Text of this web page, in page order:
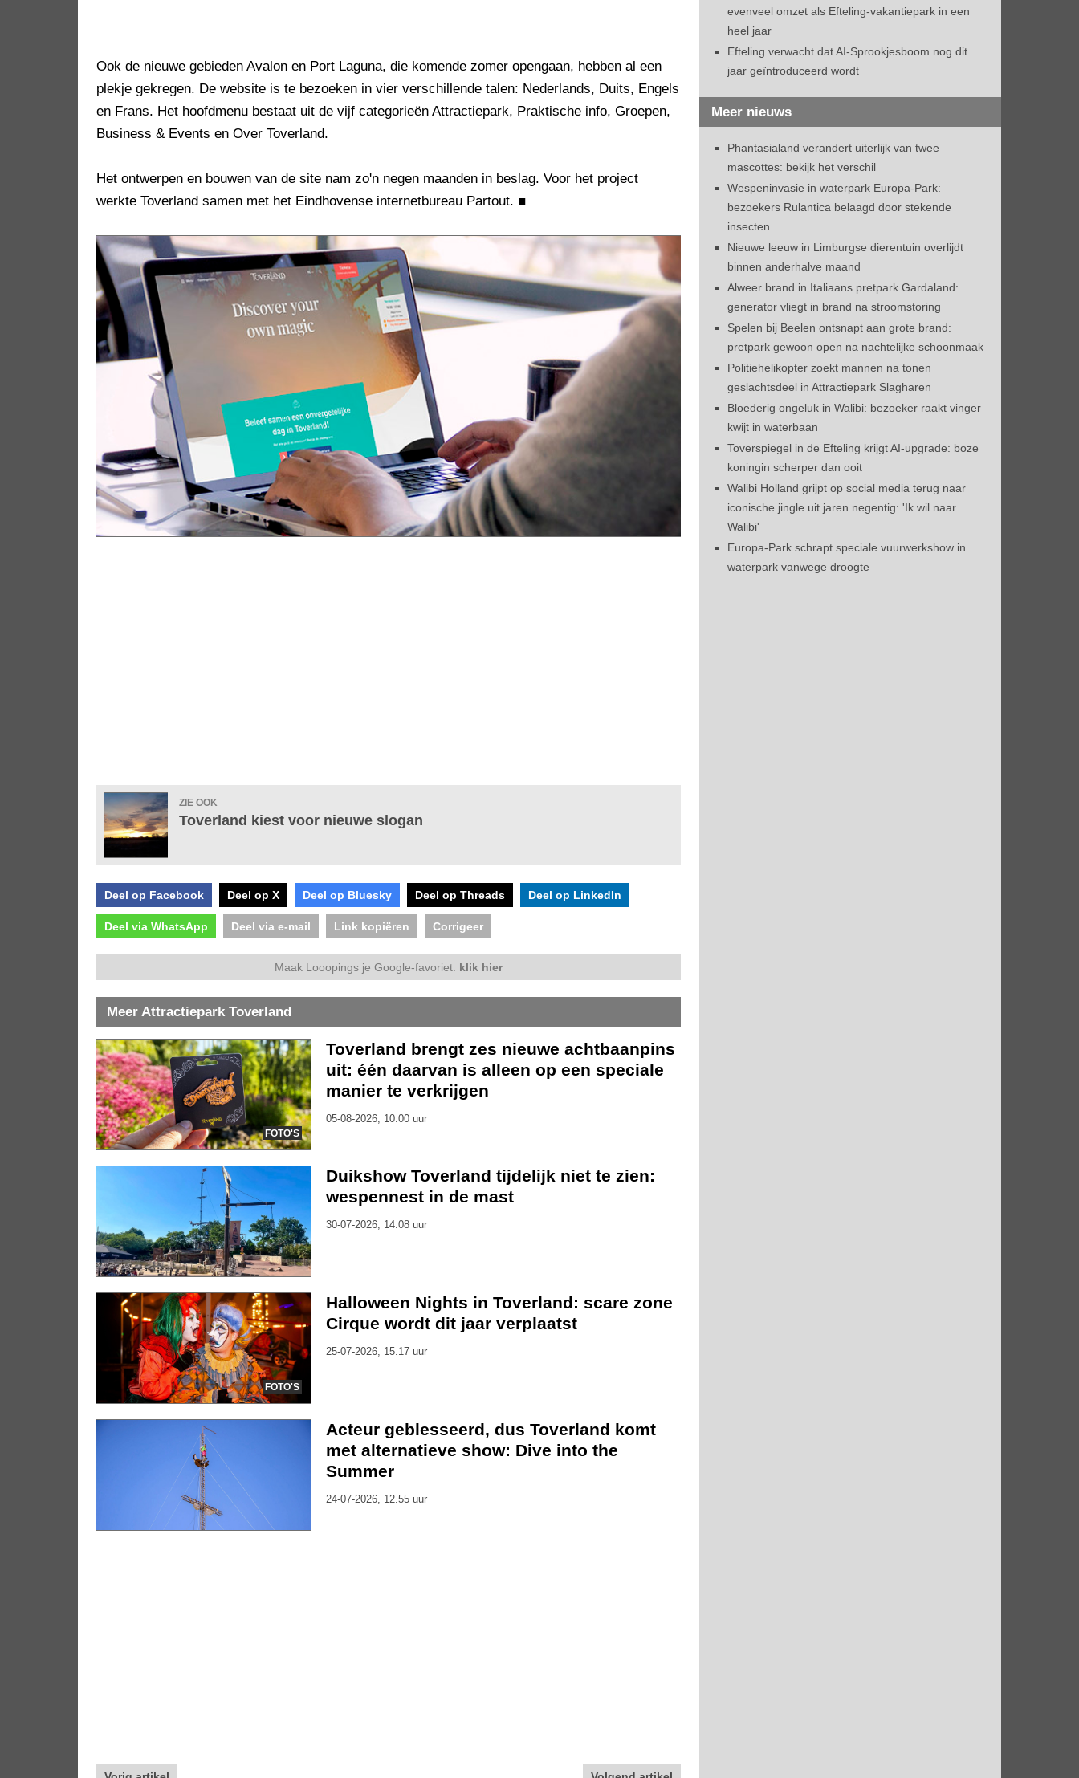
Ook de nieuwe gebieden Avalon en Port Laguna, die komende zomer opengaan, hebben al een
plekje gekregen. De website is te bezoeken in vier verschillende talen: Nederlands, Duits, Engels
en Frans. Het hoofdmenu bestaat uit de vijf categorieën Attractiepark, Praktische info, Groepen,
Business & Events en Over Toverland.
Het ontwerpen en bouwen van de site nam zo'n negen maanden in beslag. Voor het project
werkte Toverland samen met het Eindhovense internetbureau Partout. ■
ZIE OOK
Toverland kiest voor nieuwe slogan
Deel op Facebook Deel op X Deel op Bluesky Deel op Threads Deel op LinkedIn
Deel via WhatsApp Deel via e-mail Link kopiëren Corrigeer
Maak Looopings je Google-favoriet: klik hier
Meer Attractiepark Toverland
FOTO'S
Toverland brengt zes nieuwe achtbaanpins
uit: één daarvan is alleen op een speciale
manier te verkrijgen
05-08-2026, 10.00 uur
Duikshow Toverland tijdelijk niet te zien:
wespennest in de mast
30-07-2026, 14.08 uur
FOTO'S
Halloween Nights in Toverland: scare zone
Cirque wordt dit jaar verplaatst
25-07-2026, 15.17 uur
Acteur geblesseerd, dus Toverland komt
met alternatieve show: Dive into the
Summer
24-07-2026, 12.55 uur
evenveel omzet als Efteling-vakantiepark in een
heel jaar
Efteling verwacht dat AI-Sprookjesboom nog dit
jaar geïntroduceerd wordt
Meer nieuws
Phantasialand verandert uiterlijk van twee
mascottes: bekijk het verschil
Wespeninvasie in waterpark Europa-Park:
bezoekers Rulantica belaagd door stekende
insecten
Nieuwe leeuw in Limburgse dierentuin overlijdt
binnen anderhalve maand
Alweer brand in Italiaans pretpark Gardaland:
generator vliegt in brand na stroomstoring
Spelen bij Beelen ontsnapt aan grote brand:
pretpark gewoon open na nachtelijke schoonmaak
Politiehelikopter zoekt mannen na tonen
geslachtsdeel in Attractiepark Slagharen
Bloederig ongeluk in Walibi: bezoeker raakt vinger
kwijt in waterbaan
Toverspiegel in de Efteling krijgt AI-upgrade: boze
koningin scherper dan ooit
Walibi Holland grijpt op social media terug naar
iconische jingle uit jaren negentig: 'Ik wil naar
Walibi'
Europa-Park schrapt speciale vuurwerkshow in
waterpark vanwege droogte